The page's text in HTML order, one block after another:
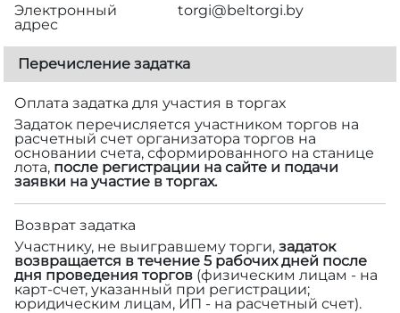
Электронный
адрес
torgi@beltorgi.by
Перечисление задатка
Оплата задатка для участия в торгах
Задаток перечисляется участником торгов на
расчетный счет организатора торгов на
основании счета, сформированного на станице
лота, после регистрации на сайте и подачи
заявки на участие в торгах.
Возврат задатка
Участнику, не выигравшему торги, задаток
возвращается в течение 5 рабочих дней после
дня проведения торгов (физическим лицам - на
карт-счет, указанный при регистрации;
юридическим лицам, ИП - на расчетный счет).